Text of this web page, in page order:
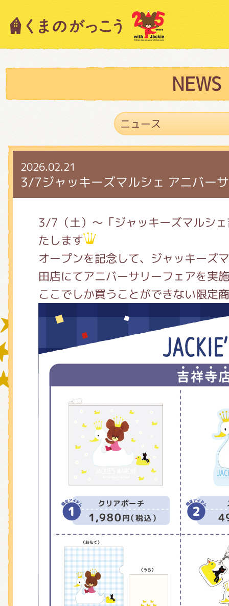
NEWS
2026.02.21
3/7ジャッキーズマルシェ アニバー
3/7（土）～「ジャッキーズマルシ
たします
オープンを記念して、ジャッキーズ
田店にてアニバーサリーフェアを実
ここでしか買うことができない限定
キャラクター紹介
スタッフブログ
絵本・作家紹介
ショップインフォメーション
グッズインフォメーション
ミュージカル・コンサート
おたのしみコンテンツ(クイズ・
チア ジャッキーズ！
くまのがっこう しょくいんしつ
くまのがっこう 家庭科部